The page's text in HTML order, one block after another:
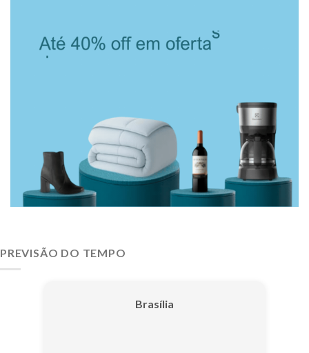
PREVISÃO DO TEMPO
Brasília